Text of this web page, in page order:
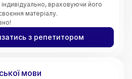
враховуючи його
матеріалу.
з репетитором
мови